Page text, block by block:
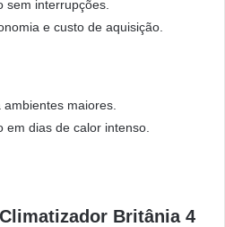
sem interrupções.
e custo de aquisição.
maiores.
em dias de calor intenso.
Britânia 4